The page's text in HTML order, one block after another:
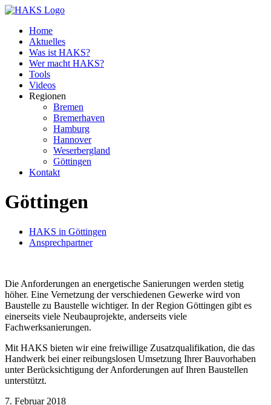
Home
Aktuelles
Was ist HAKS?
Wer macht HAKS?
Tools
Videos
Regionen
Bremen
Bremerhaven
Hamburg
Hannover
Weserbergland
Göttingen
Kontakt
Göttingen
HAKS in Göttingen
Ansprechpartner
Die Anforderungen an energetische Sanierungen werden stetig
höher. Eine Vernetzung der verschiedenen Gewerke wird von
Baustelle zu Baustelle wichtiger. In der Region Göttingen gibt es
einerseits viele Neubauprojekte, anderseits viele
Fachwerksanierungen.
Mit HAKS bieten wir eine freiwillige Zusatzqualifikation, die das
Handwerk bei einer reibungslosen Umsetzung Ihrer Bauvorhaben
unter Berücksichtigung der Anforderungen auf Ihren Baustellen
unterstützt.
7. Februar 2018